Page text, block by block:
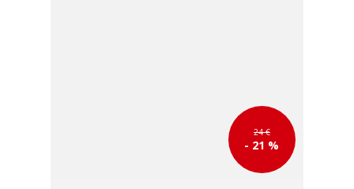
24 €
- 21 %